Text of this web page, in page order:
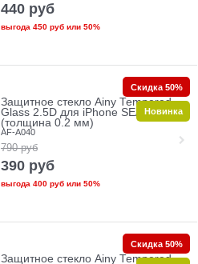
440 руб
выгода 450 рубили 50%
Защитное стекло Ainy Tempered
Glass 2.5D для iPhone SE/5/5c/5s
(толщина 0.2 мм)
AF-A040
790 руб
390 руб
выгода 400 рубили 50%
Скидка 50%
Новинка
Защитное стекло Ainy Tempered
Скидка 50%